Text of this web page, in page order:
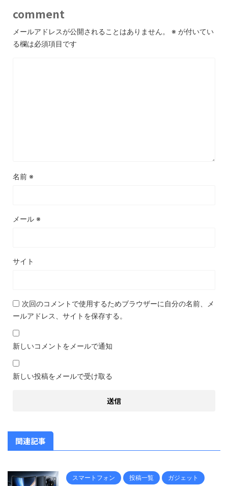
comment
メールアドレスが公開されることはありません。 ※ が付いてい
る欄は必須項目です
名前 ※
メール ※
サイト
次回のコメントで使用するためブラウザーに自分の名前、メ
ールアドレス、サイトを保存する。
新しいコメントをメールで通知
新しい投稿をメールで受け取る
関連記事
スマートフォン 投稿一覧 ガジェット